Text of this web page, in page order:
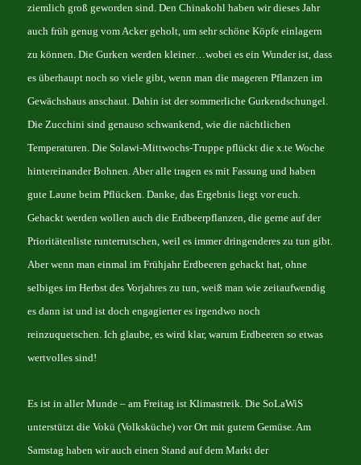
ziemlich groß geworden sind. Den Chinakohl haben wir dieses Jahr
auch früh genug vom Acker geholt, um sehr schöne Köpfe einlagern
zu können. Die Gurken werden kleiner…wobei es ein Wunder ist, dass
es überhaupt noch so viele gibt, wenn man die mageren Pflanzen im
Gewächshaus anschaut. Dahin ist der sommerliche Gurkendschungel.
Die Zucchini sind genauso schwankend, wie die nächtlichen
Temperaturen. Die Solawi-Mittwochs-Truppe pflückt die x.te Woche
hintereinander Bohnen. Aber alle tragen es mit Fassung und haben
gute Laune beim Pflücken. Danke, das Ergebnis liegt vor euch.
Gehackt werden wollen auch die Erdbeerpflanzen, die gerne auf der
Prioritätenliste runterrutschen, weil es immer dringenderes zu tun gibt.
Aber wenn man einmal im Frühjahr Erdbeeren gehackt hat, ohne
selbiges im Herbst des Vorjahres zu tun, weiß man wie zeitaufwendig
es dann ist und ist doch engagierter es irgendwo noch
reinzuquetschen. Ich glaube, es wird klar, warum Erdbeeren so etwas
wertvolles sind!
Es ist in aller Munde – am Freitag ist Klimastreik. Die SoLaWiS
unterstützt die Vokü (Volksküche) vor Ort mit gutem Gemüse. Am
Samstag haben wir auch einen Stand auf dem Markt der